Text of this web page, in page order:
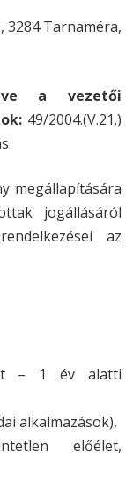
3284 Tarnaméra,
a vezetői
49/2004.(V.21.)
megállapítására
jogállásáról
az
– 1 év alatti
alkalmazások),
előélet,